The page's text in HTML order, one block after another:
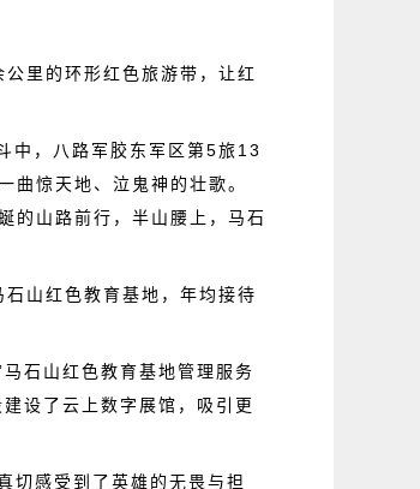
里的环形红色旅游带，让红
中，八路军胶东军区第5旅13
曲惊天地、泣鬼神的壮歌。
的山路前行，半山腰上，马石
山红色教育基地，年均接待
石山红色教育基地管理服务
设了云上数字展馆，吸引更
切感受到了英雄的无畏与担